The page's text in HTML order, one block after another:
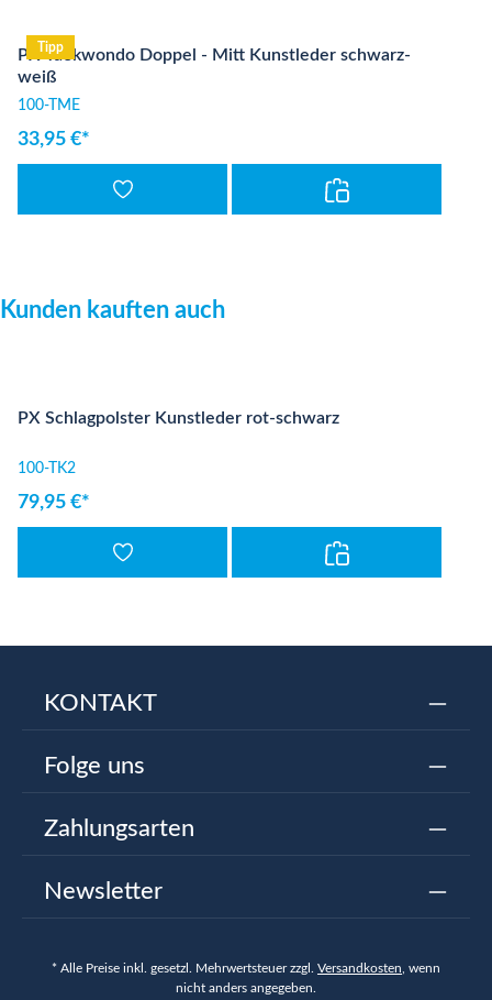
Tipp
PX Taekwondo Doppel - Mitt Kunstleder schwarz-
weiß
100-TME
33,95 €*
Produktgalerie überspringen
Kunden kauften auch
PX Schlagpolster Kunstleder rot-schwarz
100-TK2
79,95 €*
KONTAKT
Folge uns
Zahlungsarten
Newsletter
* Alle Preise inkl. gesetzl. Mehrwertsteuer zzgl. Versandkosten , wenn
nicht anders angegeben.